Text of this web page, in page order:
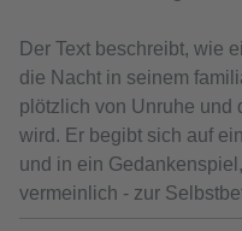
Der Text beschreibt, wie
die Nacht in seinem
plötzlich von Unruhe und
wird. Er begibt sich auf
und in ein
vermeinlich - zur